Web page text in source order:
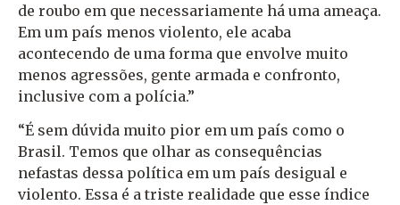
de roubo em que necessariamente há uma ameaça.
Em um país menos violento, ele acaba
acontecendo de uma forma que envolve muito
menos agressões, gente armada e confronto,
inclusive com a polícia.”
“É sem dúvida muito pior em um país como o
Brasil. Temos que olhar as consequências
nefastas dessa política em um país desigual e
violento. Essa é a triste realidade que esse índice